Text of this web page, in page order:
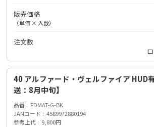
販売価格
（単価 × 入数）
注文数
40 アルファード・ヴェルファイア HUD
送：8月中旬】
品番
FDMAT-G-BK
JANコード
4589972880194
参考上代
9,800円